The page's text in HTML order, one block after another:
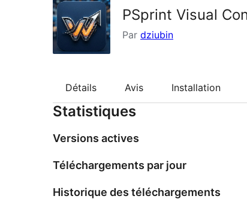
PSprint Visual
Par dziubin
Détails Avis Installation
Statistiques
Versions actives
Téléchargements par jour
Historique des téléchargements